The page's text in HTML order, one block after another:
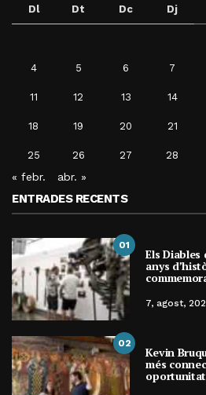
Dl Dt Dc Dj
4 5 6 7
11 12 13 14
18 19 20 21
25 26 27 28
« febr. abr. »
ENTRADES RECENTS
01
Els Diables
anys
7, agost,
02
Kevin
més